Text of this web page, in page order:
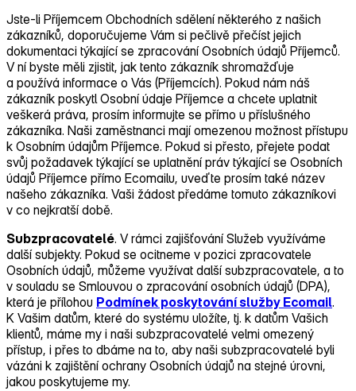
Jste‑li Příjemcem Obchodních sdělení některého z našich
zákazníků, doporučujeme Vám si pečlivě přečíst jejich
dokumentaci týkající se zpracování Osobních údajů Příjemců.
V ní byste měli zjistit, jak tento zákazník shromažďuje
a používá informace o Vás (Příjemcích). Pokud nám náš
zákazník poskytl Osobní údaje Příjemce a chcete uplatnit
veškerá práva, prosím informujte se přímo u příslušného
zákazníka. Naši zaměstnanci mají omezenou možnost přístupu
k Osobním údajům Příjemce. Pokud si přesto, přejete podat
svůj požadavek týkající se uplatnění práv týkající se Osobních
údajů Příjemce přímo Ecomailu, uveďte prosím také název
našeho zákazníka. Vaši žádost předáme tomuto zákazníkovi
v co nejkratší době.
Subzpracovatelé. V rámci zajišťování Služeb využíváme
další subjekty. Pokud se ocitneme v pozici zpracovatele
Osobních údajů, můžeme využívat další subzpracovatele, a to
v souladu se Smlouvou o zpracování osobních údajů (DPA),
která je přílohou Podmínek poskytování služby Ecomail.
K Vašim datům, které do systému uložíte, tj. k datům Vašich
klientů, máme my i naši subzpracovatelé velmi omezený
přístup, i přes to dbáme na to, aby naši subzpracovatelé byli
vázáni k zajištění ochrany Osobních údajů na stejné úrovni,
jakou poskytujeme my.